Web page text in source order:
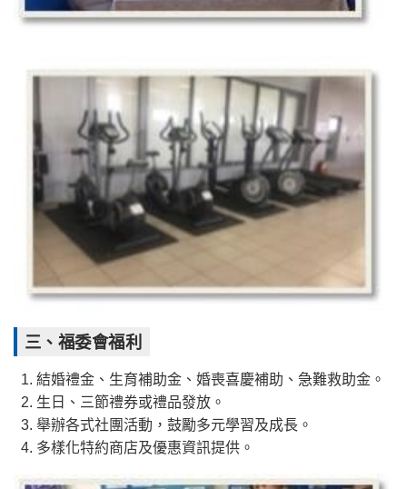
三、福委會福利
結婚禮金、生育補助金、婚喪喜慶補助、急難救助金。
生日、三節禮券或禮品發放。
舉辦各式社團活動，鼓勵多元學習及成長。
多樣化特約商店及優惠資訊提供。